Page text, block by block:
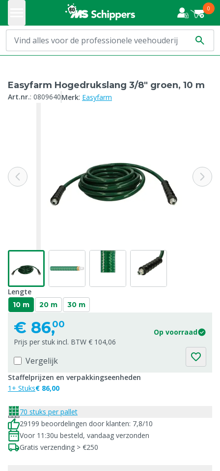
0
Easyfarm Hogedrukslang 3/8" groen, 10 m
Art.nr.: 0809640Merk: Easyfarm
Lengte
10 m 20 m 30 m
€ 86,00
Op voorraad
Prijs per stuk incl. BTW € 104,06
Vergelijk
Staffelprijzen en verpakkingseenheden
1+ Stuks€ 86,00
70 stuks per pallet
29199 beoordelingen door klanten: 7,8/10
Voor 11:30u besteld, vandaag verzonden
Gratis verzending > €250